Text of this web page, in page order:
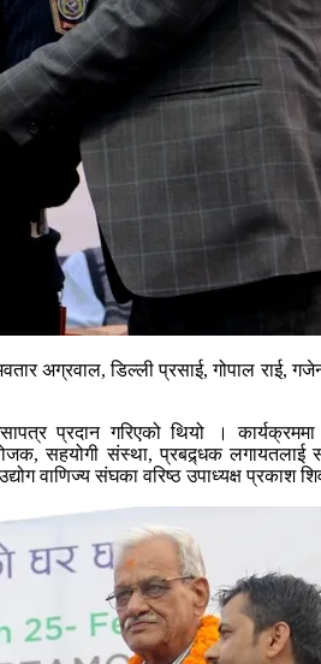
अग्रवाल, डिल्ली प्रसाई, गोपाल राई,
प्रदान गरिएको थियो । कार्यक्रममा
सहयोगी संस्था, प्रबद्र्धक लगायतलाई
वाणिज्य संघका वरिष्ठ उपाध्यक्ष प्रकाश